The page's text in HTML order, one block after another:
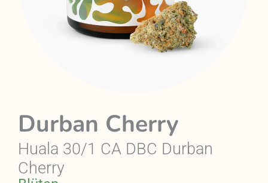
Durban Cherry
Huala 30/1 CA DBC Durban
Cherry